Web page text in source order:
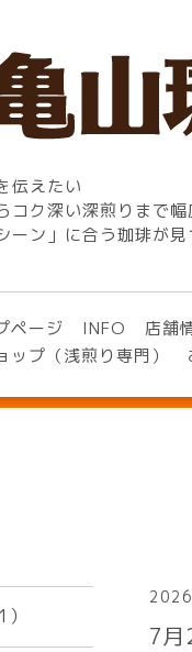
伝えたい
コク深い深煎りまで幅
ーン」に合う珈琲が見
ページ INFO 店舗
ップ（浅煎り専門）
7